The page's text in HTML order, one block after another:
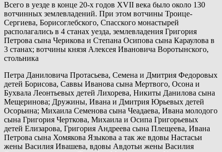
Всего в уезде в конце 20-х годов XVII века было около 130
вотчинных землевладений. При этом вотчины Троице-
Сергиева, Борисоглебского, Спасского монастырей
располагались в 4 станах уезда, землевладения Григория
Петрова сына Черикова и Степана Осипова сына Караулова в
3 станах; вотчины князя Алексея Ивановича Воротынского,
стольника
Петра Даниловича Протасьева, Семена и Дмитрия Федоровых
детей Борисова, Саввы Иванова сына Мертвого, Осона и
Бухвала Леонтьевых детей Лихорева, Никиты Данилова сына
Мещеринова; Дружины, Ивана и Дмитрия Юрьевых детей
Осорьина; Михаила Семенова сына Чеадаева, Ивана молодого
сына Григория Черткова, Михаила и Осипа Григорьевых
детей Елизарова, Григория Андреева сына Плещеева, Ивана
Петрова сына Хомякова Языкова а так же вдовы Настасьи
жены Василия Ивашева, вдовы Авдотьи жены Василия